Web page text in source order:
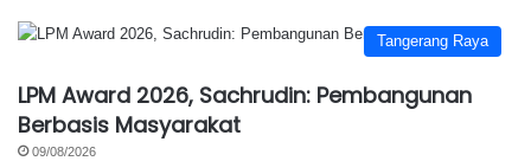
Tangerang Raya
LPM Award 2026, Sachrudin: Pembangunan
Berbasis Masyarakat
09/08/2026